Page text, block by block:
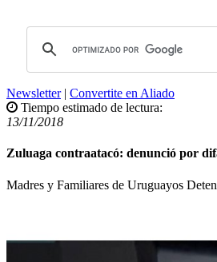
Newsletter| Convertite en Aliado
Tiempo estimado de lectura:
13/11/2018
Zuluaga contraatacó: denunció por
Madres y Familiares de Uruguayos